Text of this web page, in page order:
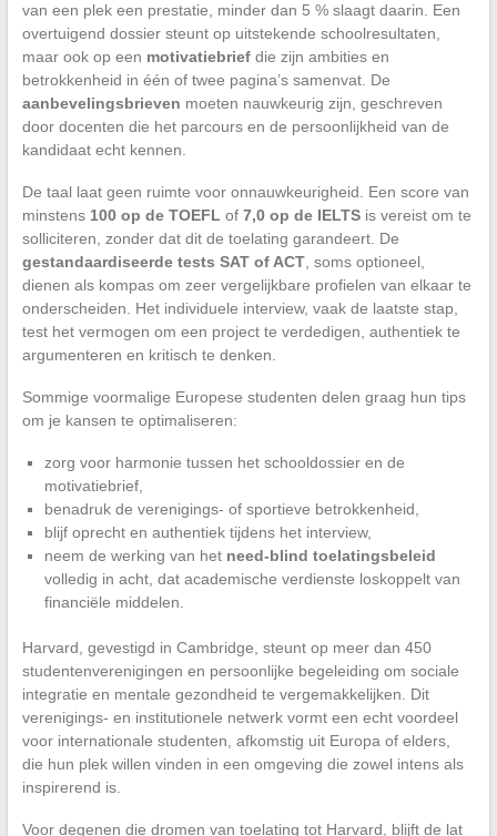
van een plek een prestatie, minder dan 5 % slaagt daarin. Een
overtuigend dossier steunt op uitstekende schoolresultaten,
maar ook op een motivatiebriefdie zijn ambities en
betrokkenheid in één of twee pagina’s samenvat. De
aanbevelingsbrieven moeten nauwkeurig zijn, geschreven
door docenten die het parcours en de persoonlijkheid van de
kandidaat echt kennen.
De taal laat geen ruimte voor onnauwkeurigheid. Een score van
minstens 100 op de TOEFL of 7,0 op de IELTSis vereist om te
solliciteren, zonder dat dit de toelating garandeert. De
gestandaardiseerde tests SAT of ACT, soms optioneel,
dienen als kompas om zeer vergelijkbare profielen van elkaar te
onderscheiden. Het individuele interview, vaak de laatste stap,
test het vermogen om een project te verdedigen, authentiek te
argumenteren en kritisch te denken.
Sommige voormalige Europese studenten delen graag hun tips
om je kansen te optimaliseren:
zorg voor harmonie tussen het schooldossier en de
motivatiebrief,
benadruk de verenigings- of sportieve betrokkenheid,
blijf oprecht en authentiek tijdens het interview,
neem de werking van het need-blind toelatingsbeleid
volledig in acht, dat academische verdienste loskoppelt van
financiële middelen.
Harvard, gevestigd in Cambridge, steunt op meer dan 450
studentenverenigingen en persoonlijke begeleiding om sociale
integratie en mentale gezondheid te vergemakkelijken. Dit
verenigings- en institutionele netwerk vormt een echt voordeel
voor internationale studenten, afkomstig uit Europa of elders,
die hun plek willen vinden in een omgeving die zowel intens als
inspirerend is.
Voor degenen die dromen van toelating tot Harvard, blijft de lat